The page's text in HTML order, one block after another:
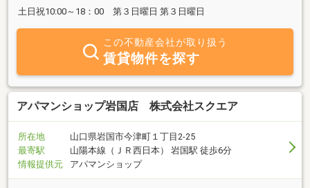
土日祝10:00～18：00 第３日曜日 第３日曜日
この不動産会社が取り扱う
賃貸物件を探す
アパマンショップ岩国店 株式会社スクエア
所在地
山口県岩国市今津町１丁目2-25
最寄駅
山陽本線（ＪＲ西日本） 岩国駅 徒歩6分
情報提供元
アパマンショップ